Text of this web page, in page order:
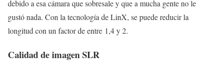
debido a esa cámara que sobresale y que a mucha gente no le
gustó nada. Con la tecnología de LinX, se puede reducir la
longitud con un factor de entre 1,4 y 2.
Calidad de imagen SLR